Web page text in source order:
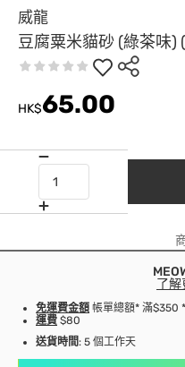
威龍
豆腐粟米貓砂 (綠茶味
HK$65.00
了解
免運費金額 帳單總額* 滿$350
運費 $80
送貨時間: 5 個工作天